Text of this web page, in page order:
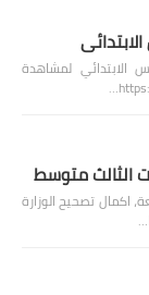
الابتدائي لمشاهدة
الثالث متوسط
اكمال تصحيح الوزارة